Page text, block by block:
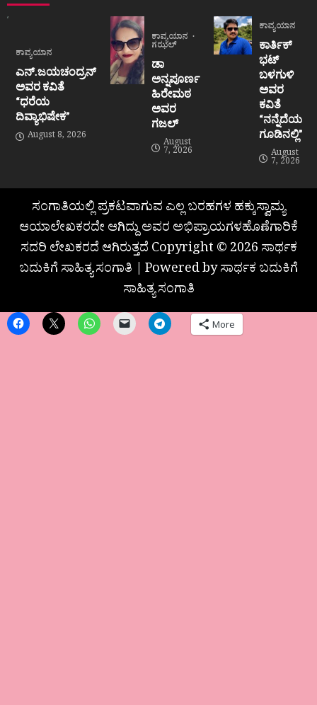
ಕಾವ್ಯಯಾನ
ಎನ್.ಜಯಚಂದ್ರನ್
ಅವರ ಕವಿತೆ
“ಧರೆಯ
ದಿವ್ಯಾಭಿಷೇಕ”
August 8, 2026
ಕಾವ್ಯಯಾನ
ಗಝಲ್
ಡಾ
ಅನ್ನಪೂರ್ಣ
ಹಿರೇಮಠ
ಅವರ
ಗಜಲ್
August
7, 2026
ಕಾವ್ಯಯಾನ
ಕಾರ್ತಿಕ್
ಭಟ್
ಬಳಗುಳಿ
ಅವರ
ಕವಿತೆ
“ನನ್ನೆದೆಯ
ಗೂಡಿನಲ್ಲಿ”
August
7, 2026
ಸಂಗಾತಿಯಲ್ಲಿ ಪ್ರಕಟವಾಗುವ ಎಲ್ಲ ಬರಹಗಳ ಹಕ್ಕುಸ್ವಾಮ್ಯ
ಆಯಾಲೇಖಕರದೇ ಆಗಿದ್ದು ಅವರ ಅಭಿಪ್ರಾಯಗಳಹೊಣೆಗಾರಿಕೆ
ಸದರಿ ಲೇಖಕರದೆ ಆಗಿರುತ್ತದೆ Copyright © 2026 ಸಾರ್ಥಕ
ಬದುಕಿಗೆ ಸಾಹಿತ್ಯ ಸಂಗಾತಿ | Powered by ಸಾರ್ಥಕ ಬದುಕಿಗೆ
ಸಾಹಿತ್ಯ ಸಂಗಾತಿ
More